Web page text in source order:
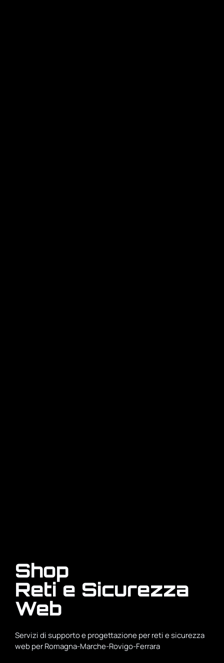
Shop
Reti e Sicurezza
Web
Servizi di supporto e progettazione per reti e sicurezza
web per Romagna-Marche-Rovigo-Ferrara